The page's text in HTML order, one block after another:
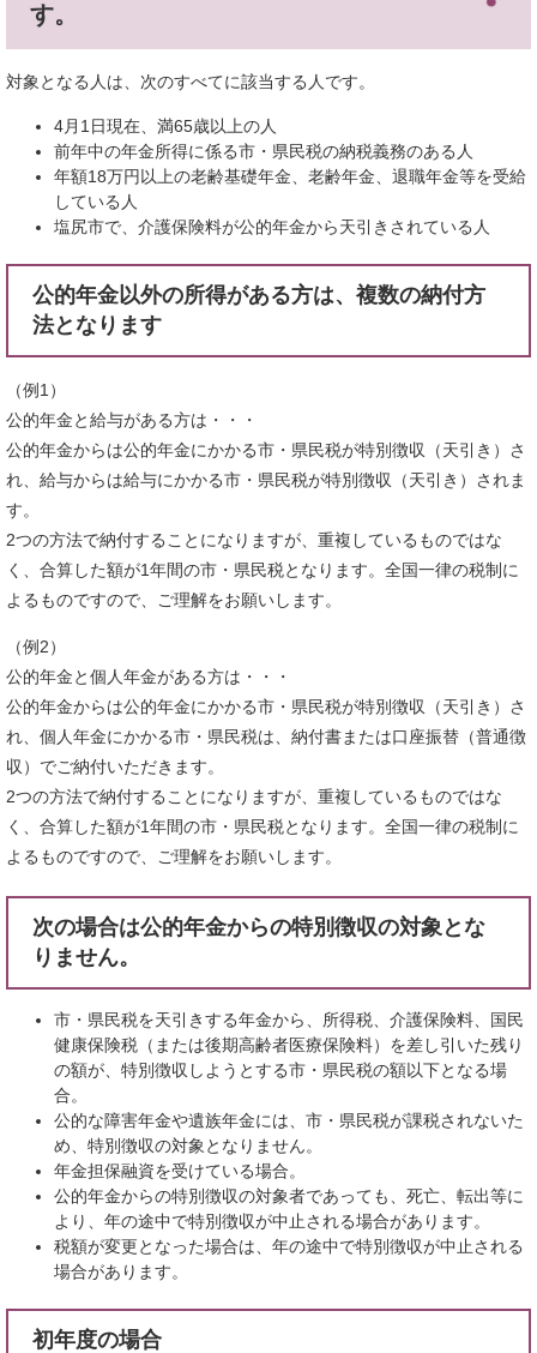
す。
対象となる人は、次のすべてに該当する人です。
4月1日現在、満65歳以上の人
前年中の年金所得に係る市・県民税の納税義務のある人
年額18万円以上の老齢基礎年金、老齢年金、退職年金等を受給
している人
塩尻市で、介護保険料が公的年金から天引きされている人
公的年金以外の所得がある方は、複数の納付方
法となります
（例1）
公的年金と給与がある方は・・・
公的年金からは公的年金にかかる市・県民税が特別徴収（天引き）さ
れ、給与からは給与にかかる市・県民税が特別徴収（天引き）されま
す。
2つの方法で納付することになりますが、重複しているものではな
く、合算した額が1年間の市・県民税となります。全国一律の税制に
よるものですので、ご理解をお願いします。
（例2）
公的年金と個人年金がある方は・・・
公的年金からは公的年金にかかる市・県民税が特別徴収（天引き）さ
れ、個人年金にかかる市・県民税は、納付書または口座振替（普通徴
収）でご納付いただきます。
2つの方法で納付することになりますが、重複しているものではな
く、合算した額が1年間の市・県民税となります。全国一律の税制に
よるものですので、ご理解をお願いします。
次の場合は公的年金からの特別徴収の対象とな
りません。
市・県民税を天引きする年金から、所得税、介護保険料、国民
健康保険税（または後期高齢者医療保険料）を差し引いた残り
の額が、特別徴収しようとする市・県民税の額以下となる場
合。
公的な障害年金や遺族年金には、市・県民税が課税されないた
め、特別徴収の対象となりません。
年金担保融資を受けている場合。
公的年金からの特別徴収の対象者であっても、死亡、転出等に
より、年の途中で特別徴収が中止される場合があります。
税額が変更となった場合は、年の途中で特別徴収が中止される
場合があります。
初年度の場合